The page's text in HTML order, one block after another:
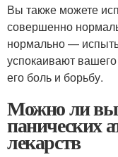
Вы также можете
совершенно
нормально —
успокаивают
его боль и борьбу.
Можно ли
панических
лекарств